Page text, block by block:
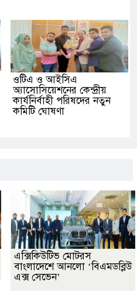
ওটিএ ও আইসিএ
অ্যাসোসিয়েশনের কেন্দ্রীয়
কার্যনির্বাহী পরিষদের নতুন
কমিটি ঘোষণা
এক্সিকিউটিভ মোটরস
বাংলাদেশে আনলো ‘বিএমডব্লিউ
এক্স সেভেন’